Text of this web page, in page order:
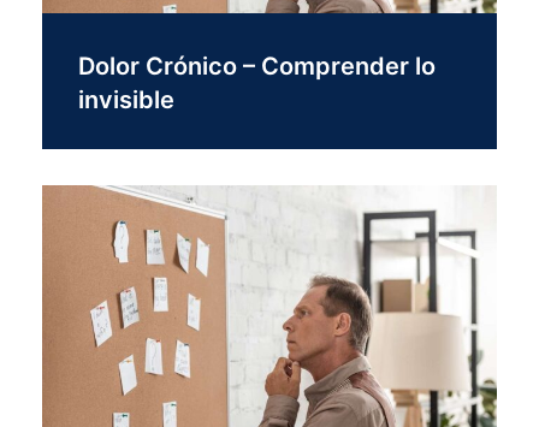
Dolor Crónico – Comprender lo
invisible